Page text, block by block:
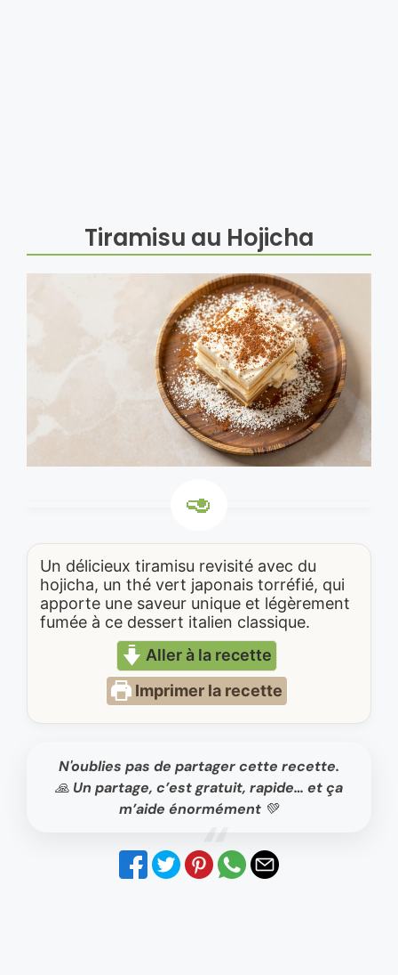
Tiramisu au Hojicha
Un délicieux tiramisu revisité avec du
hojicha, un thé vert japonais torréfié, qui
apporte une saveur unique et légèrement
fumée à ce dessert italien classique.
Aller à la recette
Imprimer la recette
N'oublies pas de partager cette recette.
🙏 Un partage, c’est gratuit, rapide… et ça
m’aide énormément 💚